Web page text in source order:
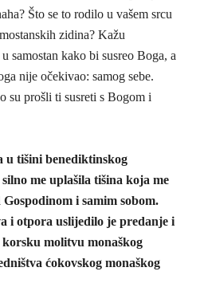
Što se to rodilo u vašem srcu
zidina? Kažu
samostan kako bi susreo Boga, a
nije očekivao: samog sebe.
su prošli ti susreti s Bogom i
u tišini benediktinskog
me uplašila tišina koja me
i samim sobom.
i otpora uslijedilo je predanje i
molitvu monaškog
ćokovskog monaškog